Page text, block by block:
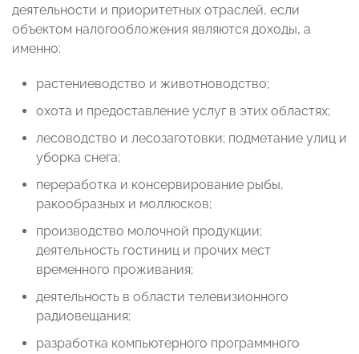
деятельности и приоритетных отраслей, если
объектом налогообложения являются доходы, а
именно:
растениеводство и животноводство;
охота и предоставление услуг в этих областях;
лесоводство и лесозаготовки; подметание улиц и
уборка снега;
переработка и консервирование рыбы,
ракообразных и моллюсков;
производство молочной продукции;
деятельность гостиниц и прочих мест
временного проживания;
деятельность в области телевизионного
радиовещания;
разработка компьютерного программного